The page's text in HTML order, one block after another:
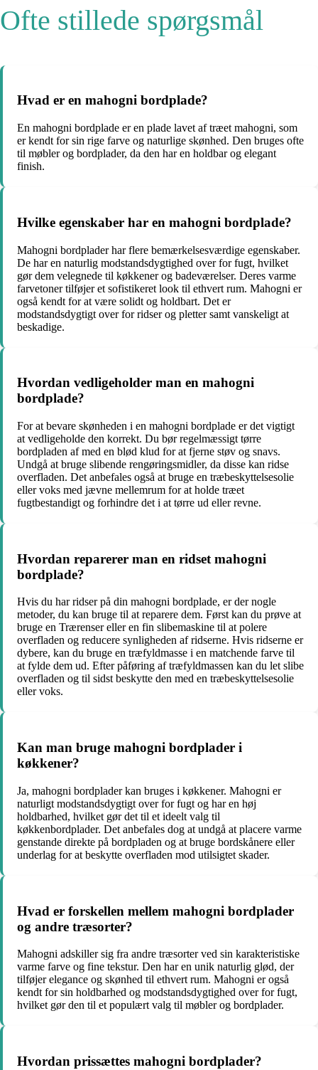
Ofte stillede spørgsmål
Hvad er en mahogni bordplade?
En mahogni bordplade er en plade lavet af træet mahogni, som
er kendt for sin rige farve og naturlige skønhed. Den bruges ofte
til møbler og bordplader, da den har en holdbar og elegant
finish.
Hvilke egenskaber har en mahogni bordplade?
Mahogni bordplader har flere bemærkelsesværdige egenskaber.
De har en naturlig modstandsdygtighed over for fugt, hvilket
gør dem velegnede til køkkener og badeværelser. Deres varme
farvetoner tilføjer et sofistikeret look til ethvert rum. Mahogni er
også kendt for at være solidt og holdbart. Det er
modstandsdygtigt over for ridser og pletter samt vanskeligt at
beskadige.
Hvordan vedligeholder man en mahogni
bordplade?
For at bevare skønheden i en mahogni bordplade er det vigtigt
at vedligeholde den korrekt. Du bør regelmæssigt tørre
bordpladen af med en blød klud for at fjerne støv og snavs.
Undgå at bruge slibende rengøringsmidler, da disse kan ridse
overfladen. Det anbefales også at bruge en træbeskyttelsesolie
eller voks med jævne mellemrum for at holde træet
fugtbestandigt og forhindre det i at tørre ud eller revne.
Hvordan reparerer man en ridset mahogni
bordplade?
Hvis du har ridser på din mahogni bordplade, er der nogle
metoder, du kan bruge til at reparere dem. Først kan du prøve at
bruge en Trærenser eller en fin slibemaskine til at polere
overfladen og reducere synligheden af ridserne. Hvis ridserne er
dybere, kan du bruge en træfyldmasse i en matchende farve til
at fylde dem ud. Efter påføring af træfyldmassen kan du let slibe
overfladen og til sidst beskytte den med en træbeskyttelsesolie
eller voks.
Kan man bruge mahogni bordplader i
køkkener?
Ja, mahogni bordplader kan bruges i køkkener. Mahogni er
naturligt modstandsdygtigt over for fugt og har en høj
holdbarhed, hvilket gør det til et ideelt valg til
køkkenbordplader. Det anbefales dog at undgå at placere varme
genstande direkte på bordpladen og at bruge bordskånere eller
underlag for at beskytte overfladen mod utilsigtet skader.
Hvad er forskellen mellem mahogni bordplader
og andre træsorter?
Mahogni adskiller sig fra andre træsorter ved sin karakteristiske
varme farve og fine tekstur. Den har en unik naturlig glød, der
tilføjer elegance og skønhed til ethvert rum. Mahogni er også
kendt for sin holdbarhed og modstandsdygtighed over for fugt,
hvilket gør den til et populært valg til møbler og bordplader.
Hvordan prissættes mahogni bordplader?